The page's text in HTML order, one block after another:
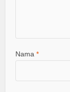
Nama*